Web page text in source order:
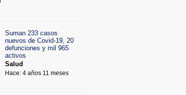
Suman 233 casos
nuevos de Covid-19, 20
defunciones y mil 965
activos
Salud
Hace: 4 años 11 meses